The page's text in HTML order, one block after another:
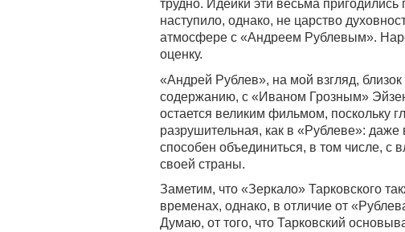
трудно. Идейки эти весьма
наступило, однако, не царство
атмосфере с «Андреем Рублевым».
оценку.
«Андрей Рублев», на мой взгляд,
содержанию, с «Иваном Грозным»
остается великим фильмом, поскольку
разрушительная, как в «Рублеве»:
способен объединиться, в том числе, с
своей страны.
Заметим, что «Зеркало» Тарковского
временах, однако, в отличие от
Думаю, от того, что Тарковский